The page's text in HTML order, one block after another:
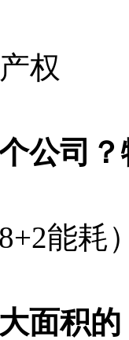
权
公司
能耗
面积的